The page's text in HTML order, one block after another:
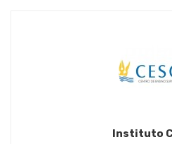
Instituto